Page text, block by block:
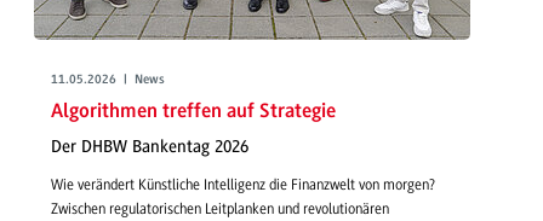
11.05.2026 | News
Algorithmen treffen auf Strategie
Der DHBW Bankentag 2026
Wie verändert Künstliche Intelligenz die Finanzwelt von morgen?
Zwischen regulatorischen Leitplanken und revolutionären